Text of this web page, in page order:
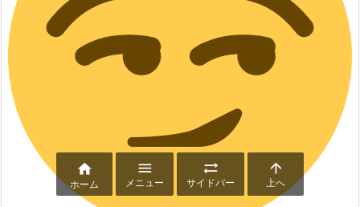

ホーム

メニュー

サイドバー

上へ